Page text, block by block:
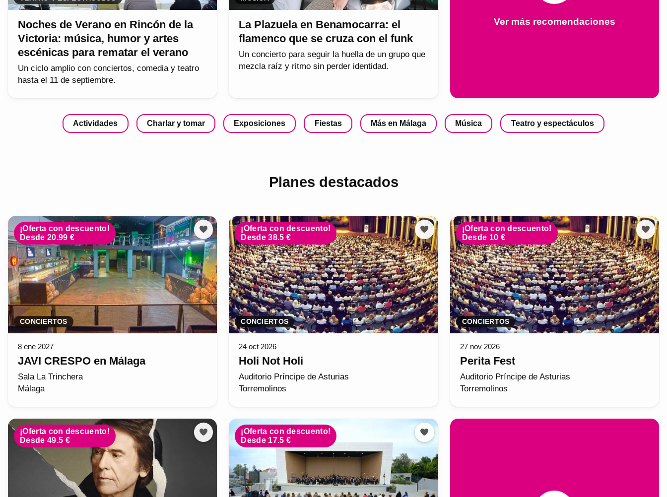
Noches de Verano en Rincón de la
Victoria: música, humor y artes
escénicas para rematar el verano
Un ciclo amplio con conciertos, comedia y teatro
hasta el 11 de septiembre.
La Plazuela en Benamocarra: el
flamenco que se cruza con el funk
Un concierto para seguir la huella de un grupo que
mezcla raíz y ritmo sin perder identidad.
Ver más recomendaciones
Actividades Charlar y tomar Exposiciones Fiestas Más en Málaga Música Teatro y espectáculos
Planes destacados
¡Oferta con descuento!
Desde 20.99 €
CONCIERTOS
8 ene 2027
JAVI CRESPO en Málaga
Sala La Trinchera
Málaga
¡Oferta con descuento!
Desde 38.5 €
CONCIERTOS
24 oct 2026
Holi Not Holi
Auditorio Príncipe de Asturias
Torremolinos
¡Oferta con descuento!
Desde 10 €
CONCIERTOS
27 nov 2026
Perita Fest
Auditorio Príncipe de Asturias
Torremolinos
¡Oferta con descuento!
Desde 49.5 €
¡Oferta con descuento!
Desde 17.5 €